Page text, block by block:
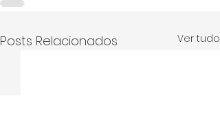
Posts Relacionados Ver tudo